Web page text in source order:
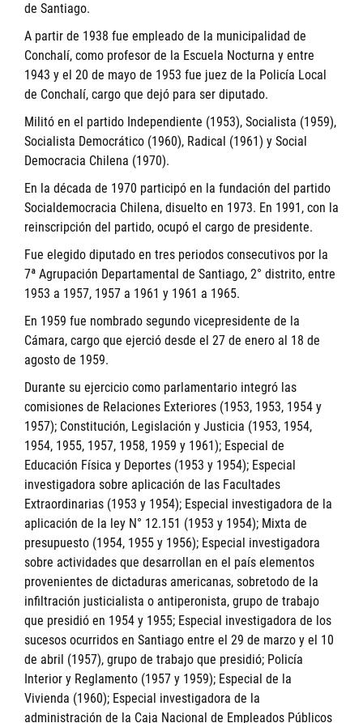
de Santiago.
A partir de 1938 fue empleado de la municipalidad de
Conchalí, como profesor de la Escuela Nocturna y entre
1943 y el 20 de mayo de 1953 fue juez de la Policía Local
de Conchalí, cargo que dejó para ser diputado.
Militó en el partido Independiente (1953), Socialista (1959),
Socialista Democrático (1960), Radical (1961) y Social
Democracia Chilena (1970).
En la década de 1970 participó en la fundación del partido
Socialdemocracia Chilena, disuelto en 1973. En 1991, con la
reinscripción del partido, ocupó el cargo de presidente.
Fue elegido diputado en tres periodos consecutivos por la
7ª Agrupación Departamental de Santiago, 2° distrito, entre
1953 a 1957, 1957 a 1961 y 1961 a 1965.
En 1959 fue nombrado segundo vicepresidente de la
Cámara, cargo que ejerció desde el 27 de enero al 18 de
agosto de 1959.
Durante su ejercicio como parlamentario integró las
comisiones de Relaciones Exteriores (1953, 1953, 1954 y
1957); Constitución, Legislación y Justicia (1953, 1954,
1954, 1955, 1957, 1958, 1959 y 1961); Especial de
Educación Física y Deportes (1953 y 1954); Especial
investigadora sobre aplicación de las Facultades
Extraordinarias (1953 y 1954); Especial investigadora de la
aplicación de la ley N° 12.151 (1953 y 1954); Mixta de
presupuesto (1954, 1955 y 1956); Especial investigadora
sobre actividades que desarrollan en el país elementos
provenientes de dictaduras americanas, sobretodo de la
infiltración justicialista o antiperonista, grupo de trabajo
que presidió en 1954 y 1955; Especial investigadora de los
sucesos ocurridos en Santiago entre el 29 de marzo y el 10
de abril (1957), grupo de trabajo que presidió; Policía
Interior y Reglamento (1957 y 1959); Especial de la
Vivienda (1960); Especial investigadora de la
administración de la Caja Nacional de Empleados Públicos